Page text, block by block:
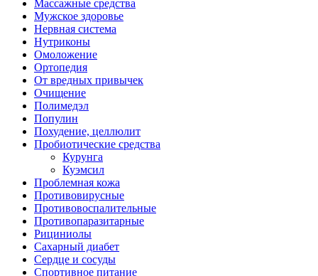
Массажные средства
Мужское здоровье
Нервная система
Нутриконы
Омоложение
Ортопедия
От вредных привычек
Очищение
Полимедэл
Популин
Похудение, целлюлит
Пробиотические средства
Курунга
Куэмсил
Проблемная кожа
Противовирусные
Противовоспалительные
Противопаразитарные
Рициниолы
Сахарный диабет
Сердце и сосуды
Спортивное питание